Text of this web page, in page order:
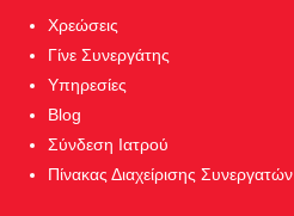
Χρεώσεις
Γίνε Συνεργάτης
Υπηρεσίες
Blog
Σύνδεση Ιατρού
Πίνακας Διαχείρισης Συνεργατών